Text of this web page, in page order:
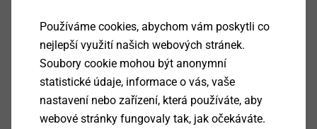
Vlastnosti
Plast, černě probarvený
Pro tloušťky desek 2 /4 / 6 / 8 mm
Odolný UV záření
Přednosti
Používáme cookies, abychom vám poskytli co
nejlepší využití našich webových stránek.
Soubory cookie mohou být anonymní
statistické údaje, informace o vás, vaše
nastavení nebo zařízení, která používáte, aby
webové stránky fungovaly tak, jak očekáváte.